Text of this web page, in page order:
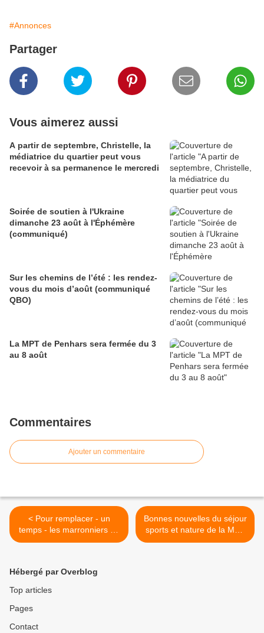
#Annonces
Partager
Vous aimerez aussi
A partir de septembre, Christelle, la
médiatrice du quartier peut vous
recevoir à sa permanence le mercredi
Soirée de soutien à l'Ukraine
dimanche 23 août à l'Éphémère
(communiqué)
Sur les chemins de l’été : les rendez-
vous du mois d’août (communiqué
QBO)
La MPT de Penhars sera fermée du 3
au 8 août
Commentaires
Ajouter un commentaire
< Pour remplacer - un
temps - les marronniers de
Quimper
Bonnes nouvelles du séjour
sports et nature de la MPT
de Penhars autour du canal
Hébergé par Overblog
Top articles
Pages
Contact